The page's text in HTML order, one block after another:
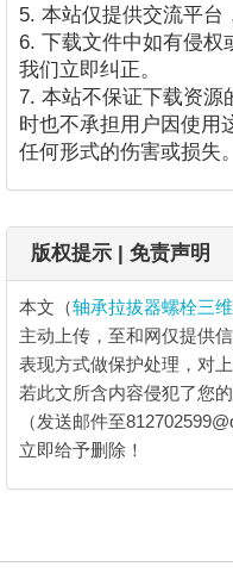
5. 本站仅提供交流平台
6. 下载文件中如有侵权
我们立即纠正。
7. 本站不保证下载资源
时也不承担用户因使用
任何形式的伤害或损失。
版权提示 | 免责声明
本文（轴承拉拔器螺栓三
主动上传，至和网仅提供
表现方式做保护处理，对
若此文所含内容侵犯了您
（发送邮件至
立即给予删除！